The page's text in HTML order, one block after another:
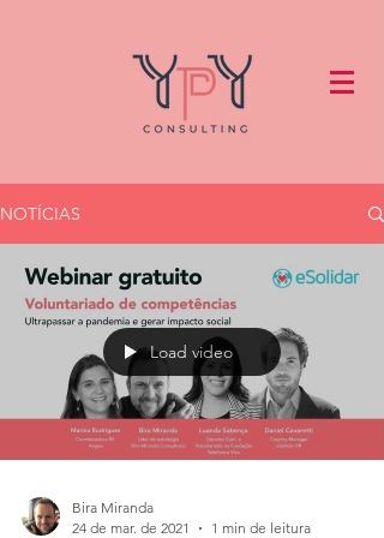
NOTÍCIAS
Load video
Bira Miranda
24 de mar. de 2021
1 min de leitura